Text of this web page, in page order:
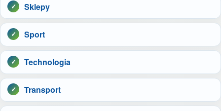
Sklepy
Sport
Technologia
Transport